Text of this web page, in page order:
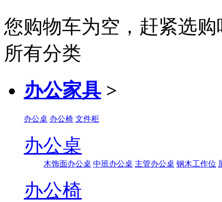
您购物车为空，赶紧选购
所有分类
办公家具 >
办公桌 办公椅 文件柜
办公桌
木饰面办公桌 中班办公桌 主管办公桌 钢木工作位
办公椅